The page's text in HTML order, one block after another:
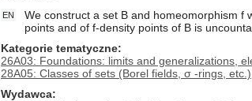
EN
We construct a set B and homeomorphism f
points and of f-density points of B is
Kategorie tematyczne
26A03: Foundations: limits and generalizations,
28A05: Classes of sets (Borel fields, σ -rings,
Wydawca